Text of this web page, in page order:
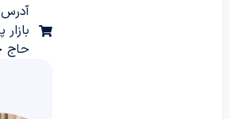
آدرس
حاج